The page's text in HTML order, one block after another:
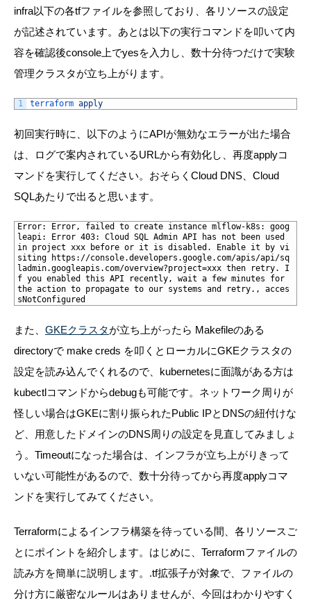
infra以下の各tfファイルを参照しており、各リソースの設定
が記述されています。 あとは以下の実行コマンドを叩いて内
容を確認後console上でyesを入力し、数十分待つだけで実験
管理クラスタが立ち上がります。
1 terraform apply
初回実行時に、以下のようにAPIが無効なエラーが出た場合
は、ログで案内されているURLから有効化し、再度applyコ
マンドを実行してください。おそらくCloud DNS、Cloud
SQLあたりで出ると思います。
Error: Error, failed to create instance mlflow-k8s: goog
leapi: Error 403: Cloud SQL Admin API has not been used
in project xxx before or it is disabled. Enable it by vi
siting https://console.developers.google.com/apis/api/sq
ladmin.googleapis.com/overview?project=xxx then retry. I
f you enabled this API recently, wait a few minutes for
the action to propagate to our systems and retry., acces
sNotConfigured
また、 GKEクラスタが立ち上がったら Makefileのある
directoryで make creds を叩くとローカルにGKEクラスタの
設定を読み込んでくれるので、kubernetesに面識がある方は
kubectlコマンドからdebugも可能です。ネットワーク周りが
怪しい場合はGKEに割り振られたPublic IPとDNSの紐付けな
ど、用意したドメインのDNS周りの設定を見直してみましょ
う。Timeoutになった場合は、インフラが立ち上がりきって
いない可能性があるので、数十分待ってから再度applyコマ
ンドを実行してみてください。
Terraformによるインフラ構築を待っている間、各リソースご
とにポイントを紹介します。 はじめに、Terraformファイルの
読み方を簡単に説明します。.tf拡張子が対象で、ファイルの
分け方に厳密なルールはありませんが、今回はわかりやすく